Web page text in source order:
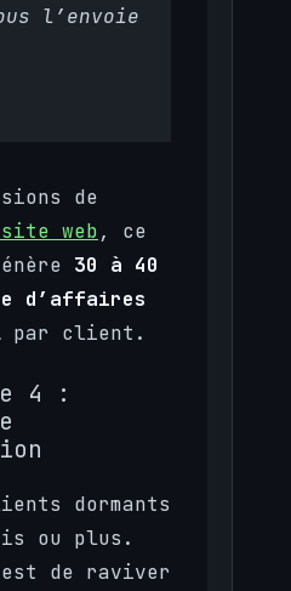
l’envoie
de
web, ce
30 à 40
d’affaires
par client.
4 :
dormants
ou plus.
de raviver